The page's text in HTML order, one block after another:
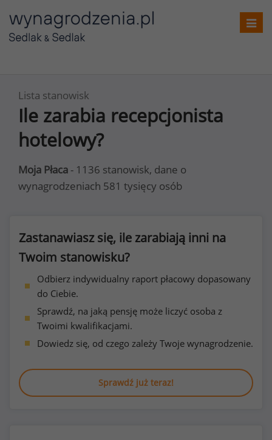
Lista stanowisk
Ile zarabia recepcjonista
hotelowy?
Moja Płaca - 1136 stanowisk, dane o
wynagrodzeniach 581 tysięcy osób
Zastanawiasz się, ile zarabiają inni na
Twoim stanowisku?
Odbierz indywidualny raport płacowy dopasowany
do Ciebie.
Sprawdź, na jaką pensję może liczyć osoba z
Twoimi kwalifikacjami.
Dowiedz się, od czego zależy Twoje wynagrodzenie.
Sprawdź już teraz!